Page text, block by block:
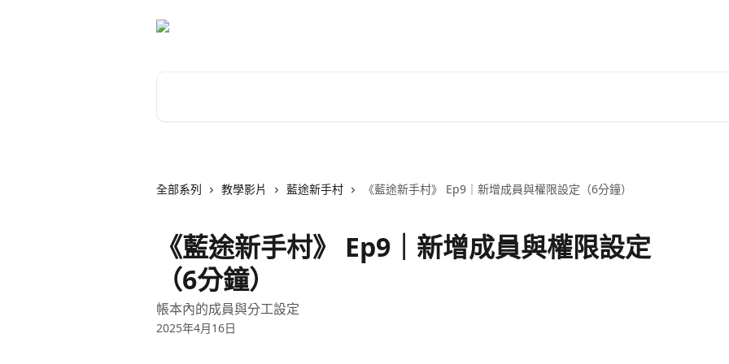
全部系列 教學影片 藍途新手村 《藍途新手村》 Ep9｜新增成員與權限設定（6分鐘）
《藍途新手村》 Ep9｜新增成員與權限設定
（6分鐘）
帳本內的成員與分工設定
2025年4月16日